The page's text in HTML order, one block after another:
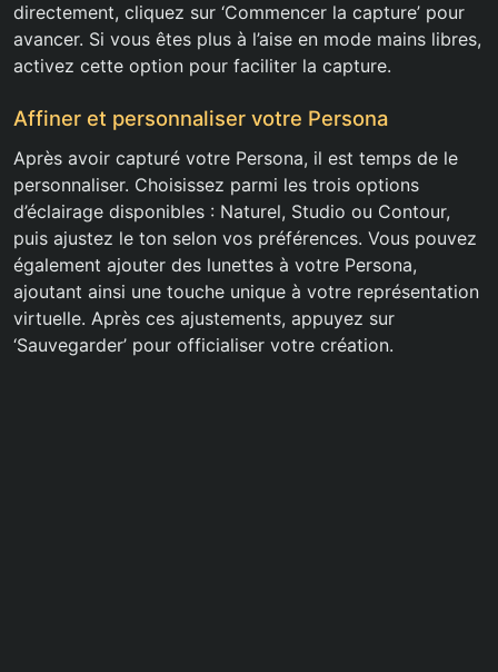
directement, cliquez sur ‘Commencer la capture’ pour
avancer. Si vous êtes plus à l’aise en mode mains libres,
activez cette option pour faciliter la capture.
Affiner et personnaliser votre Persona
Après avoir capturé votre Persona, il est temps de le
personnaliser. Choisissez parmi les trois options
d’éclairage disponibles : Naturel, Studio ou Contour,
puis ajustez le ton selon vos préférences. Vous pouvez
également ajouter des lunettes à votre Persona,
ajoutant ainsi une touche unique à votre représentation
virtuelle. Après ces ajustements, appuyez sur
‘Sauvegarder’ pour officialiser votre création.